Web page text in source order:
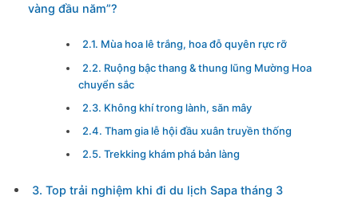
vàng đầu năm”?
2.1. Mùa hoa lê trắng, hoa đỗ quyên rực rỡ
2.2. Ruộng bậc thang & thung lũng Mường Hoa
chuyển sắc
2.3. Không khí trong lành, săn mây
2.4. Tham gia lễ hội đầu xuân truyền thống
2.5. Trekking khám phá bản làng
3. Top trải nghiệm khi đi du lịch Sapa tháng 3